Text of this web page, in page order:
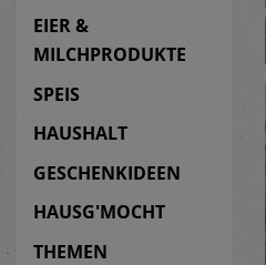
EIER &
MILCHPRODUKTE
SPEIS
HAUSHALT
GESCHENKIDEEN
HAUSG'MOCHT
THEMEN